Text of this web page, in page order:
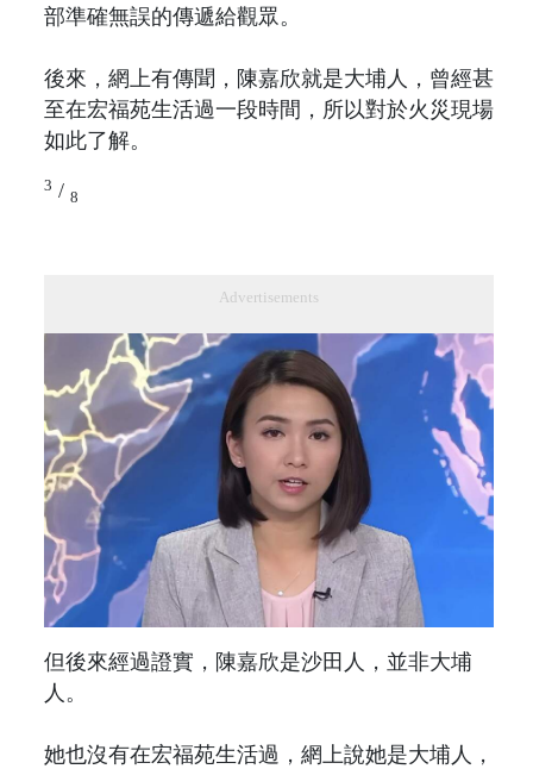
部準確無誤的傳遞給觀眾。
後來，網上有傳聞，陳嘉欣就是大埔人，曾經甚
至在宏福苑生活過一段時間，所以對於火災現場
如此了解。
3 / 8
Advertisements
但後來經過證實，陳嘉欣是沙田人，並非大埔
人。
她也沒有在宏福苑生活過，網上說她是大埔人，